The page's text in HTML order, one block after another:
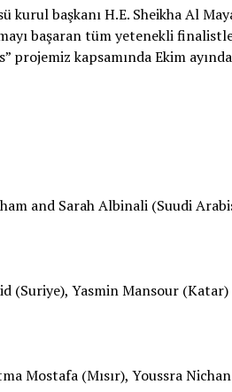
kurul başkanı H.E. Sheikha Al
başaran tüm yetenekli
projemiz kapsamında Ekim
and Sarah Albinali (Suudi
(Suriye), Yasmin Mansour (Katar)
Mostafa (Mısır), Youssra